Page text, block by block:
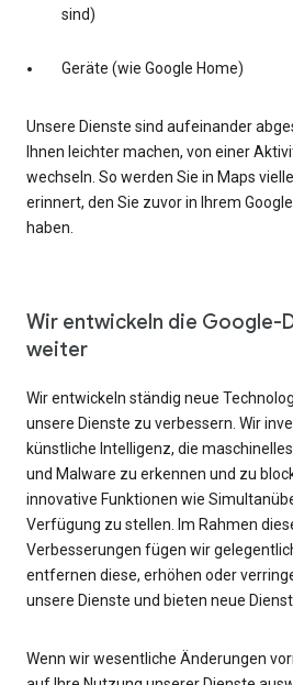
sind)
Geräte (wie Google Home)
Unsere Dienste sind aufeinander
Ihnen leichter machen, von einer
wechseln. So werden Sie in Maps
erinnert, den Sie zuvor in Ihrem
haben.
Wir entwickeln die Google-
weiter
Wir entwickeln ständig neue
unsere Dienste zu verbessern. Wir
künstliche Intelligenz, die
und Malware zu erkennen und zu
innovative Funktionen wie
Verfügung zu stellen. Im Rahmen
Verbesserungen fügen wir
entfernen diese, erhöhen oder
unsere Dienste und bieten neue
Wenn wir wesentliche Änderungen